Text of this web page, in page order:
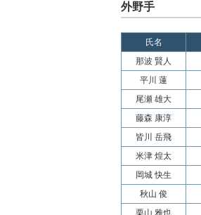
外野手
氏名
那波 賢人
平川 蓮
尾瀬 雄大
藤森 康淳
皆川 岳飛
米津 煌太
岡城 快生
秋山 俊
栗山 雅也